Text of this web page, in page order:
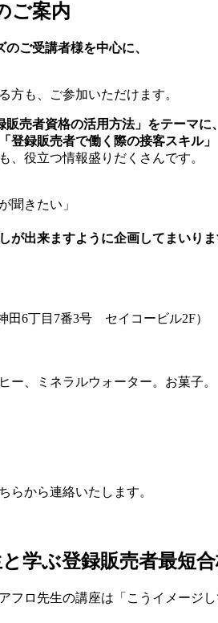
ご案内
ご受講者様を中心に、
方も、ご参加いただけます。
売者資格の活用方法」をテーマ
登録販売者で働く際の接客スキル」
、役立つ情報盛りだくさんです。
聞きたい」
が出来ますように企画してまいり
6丁目7番3号 セイコービル2F）
、ミネラルウォーター。お菓子。
らから連絡いたします。
学ぶ登録販売者最短合
フロ先生の講座は「こうイメー